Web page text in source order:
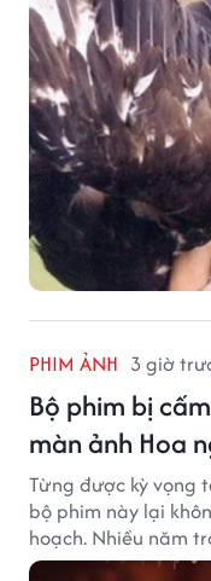
PHIM ẢNH 3 giờ
Bộ phim bị
màn ảnh Hoa
Từng được kỳ vọng
bộ phim này lại
hoạch. Nhiều năm
trường hợp đáng